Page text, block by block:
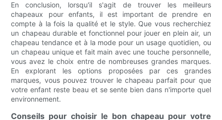
En conclusion, lorsqu'il s'agit de trouver les meilleurs
chapeaux pour enfants, il est important de prendre en
compte à la fois la qualité et le style. Que vous recherchiez
un chapeau durable et fonctionnel pour jouer en plein air, un
chapeau tendance et à la mode pour un usage quotidien, ou
un chapeau unique et fait main avec une touche personnelle,
vous avez le choix entre de nombreuses grandes marques.
En explorant les options proposées par ces grandes
marques, vous pouvez trouver le chapeau parfait pour que
votre enfant reste beau et se sente bien dans n'importe quel
environnement.
Conseils pour choisir le bon chapeau pour votre